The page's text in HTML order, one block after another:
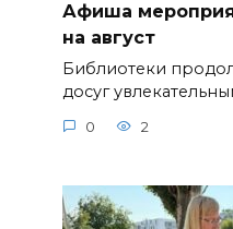
Афиша
на август
Библиотеки
досуг
0 2